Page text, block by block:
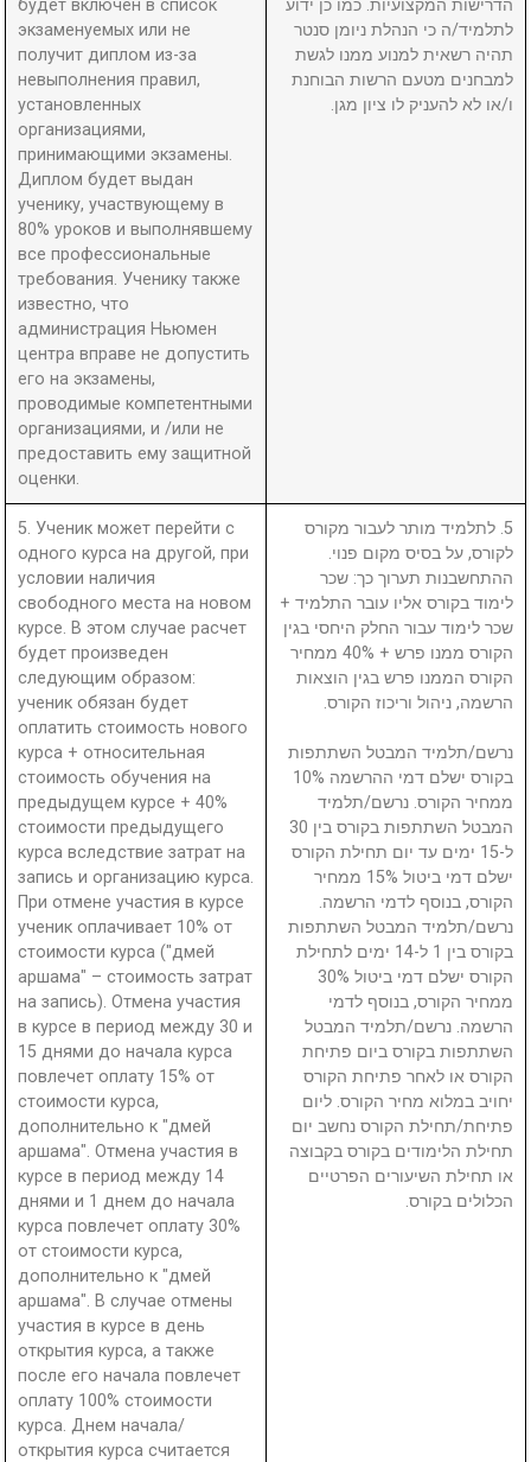
будет включен в список
экзаменуемых или не
получит диплом из-за
невыполнения правил,
установленных
организациями,
принимающими экзамены.
Диплом будет выдан
ученику, участвующему в
80% уроков и выполнявшему
все профессиональные
требования. Ученику также
известно, что
администрация Ньюмен
центра вправе не допустить
его на экзамены,
проводимые компетентными
организациями, и /или не
предоставить ему защитной
оценки.
הדרישות המקצועיות. כמו כן ידוע
לתלמיד/ה כי הנהלת ניומן סנטר
תהיה רשאית למנוע ממנו לגשת
למבחנים מטעם הרשות הבוחנת
ו/או לא להעניק לו ציון מגן.
5. Ученик может перейти с
одного курса на другой, при
условии наличия
свободного места на новом
курсе. В этом случае расчет
будет произведен
следующим образом:
ученик обязан будет
оплатить стоимость нового
курса + относительная
стоимость обучения на
предыдущем курсе + 40%
стоимости предыдущего
курса вследствие затрат на
запись и организацию курса.
При отмене участия в курсе
ученик оплачивает 10% от
стоимости курса ("дмей
аршама" – стоимость затрат
на запись). Отмена участия
в курсе в период между 30 и
15 днями до начала курса
повлечет оплату 15% от
стоимости курса,
дополнительно к "дмей
аршама". Отмена участия в
курсе в период между 14
днями и 1 днем до начала
курса повлечет оплату 30%
от стоимости курса,
дополнительно к "дмей
аршама". В случае отмены
участия в курсе в день
открытия курса, а также
после его начала повлечет
оплату 100% стоимости
курса. Днем начала/
открытия курса считается
5. לתלמיד מותר לעבור מקורס
לקורס, על בסיס מקום פנוי.
ההתחשבנות תערוך כך: שכר
לימוד בקורס אליו עובר התלמיד +
שכר לימוד עבור החלק היחסי בגין
הקורס ממנו פרש + 40% ממחיר
הקורס הממנו פרש בגין הוצאות
הרשמה, ניהול וריכוז הקורס.
נרשם/תלמיד המבטל השתתפות
בקורס ישלם דמי ההרשמה 10%
ממחיר הקורס. נרשם/תלמיד
המבטל השתתפות בקורס בין 30
ל-15 ימים עד יום תחילת הקורס
ישלם דמי ביטול 15% ממחיר
הקורס, בנוסף לדמי הרשמה.
נרשם/תלמיד המבטל השתתפות
בקורס בין 1 ל-14 ימים לתחילת
הקורס ישלם דמי ביטול 30%
ממחיר הקורס, בנוסף לדמי
הרשמה. נרשם/תלמיד המבטל
השתתפות בקורס ביום פתיחת
הקורס או לאחר פתיחת הקורס
יחויב במלוא מחיר הקורס. ליום
פתיחת/תחילת הקורס נחשב יום
תחילת הלימודים בקורס בקבוצה
או תחילת השיעורים הפרטיים
הכלולים בקורס.